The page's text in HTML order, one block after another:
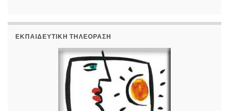
ΕΚΠΑΙΔΕΥΤΙΚΉ ΤΗΛΕΌΡΑΣΗ